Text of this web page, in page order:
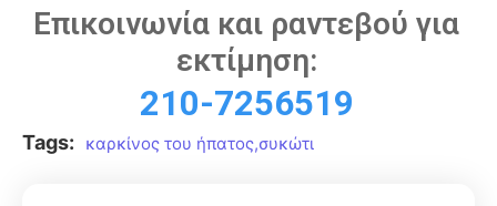
Επικοινωνία και ραντεβού για
εκτίμηση:
210-7256519
Tags: καρκίνος του ήπατος,συκώτι